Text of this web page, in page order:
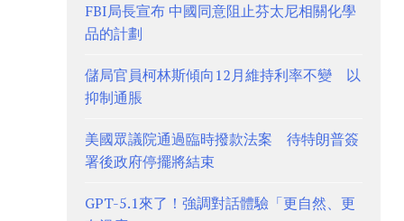
FBI局長宣布 中國同意阻止芬太尼相關化學
品的計劃
儲局官員柯林斯傾向12月維持利率不變 以
抑制通脹
美國眾議院通過臨時撥款法案 待特朗普簽
署後政府停擺將結束
GPT-5.1來了！強調對話體驗「更自然、更